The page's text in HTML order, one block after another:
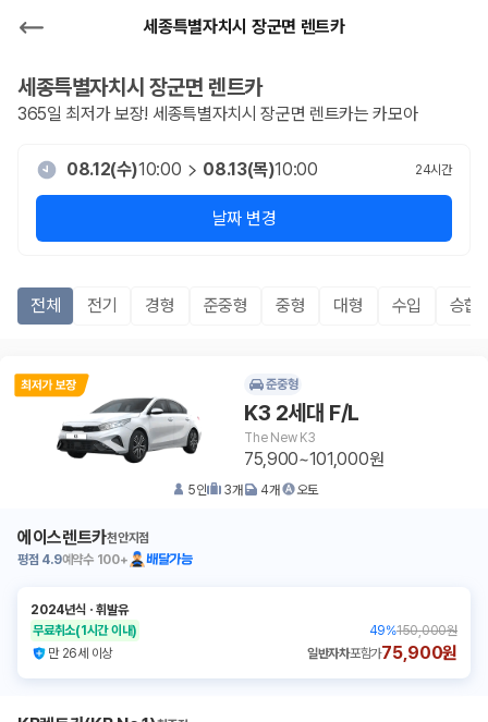
세종특별자치시 장군면 렌트카
세종특별자치시 장군면 렌트카
365일 최저가 보장! 세종특별자치시 장군면 렌트카는 카모아
08.12(수)10:00 08.13(목)10:00 24시간
날짜 변경
전체 전기 경형 준중형 중형 대형 수입 승합
준중형
K3 2세대 F/L
The New K3
75,900~101,000원
5인 3개 4개 오토
에이스렌트카천안지점
평점 4.9예약수 100+ 배달가능
2024년식 ㆍ휘발유
무료취소(1시간 이내) 49%150,000원
만 26세 이상
일반자차포함가75,900원